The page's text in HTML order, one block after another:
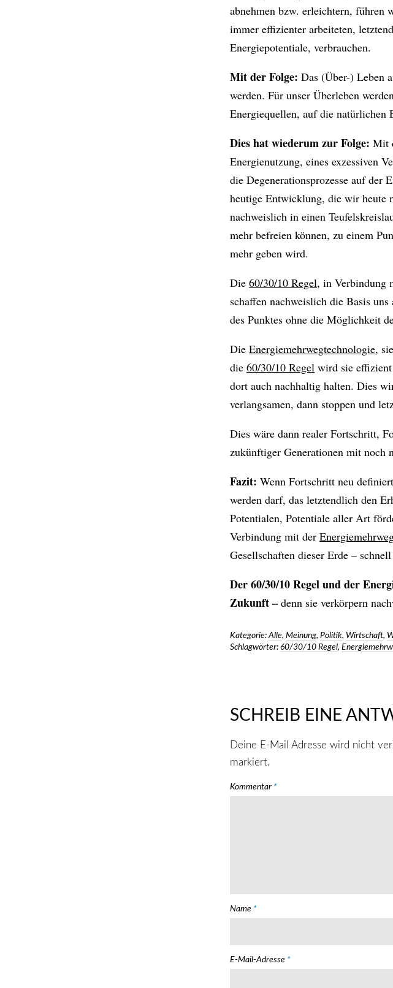
abnehmen bzw. erleichtern, führen
immer effizienter arbeiteten,
Energiepotentiale, verbrauchen.
Mit der Folge: Das (Über-) Leben
werden. Für unser Überleben
Energiequellen, auf die natürlichen
Dies hat wiederum zur Folge: Mit
Energienutzung, eines exzessiven
die Degenerationsprozesse auf der
heutige Entwicklung, die wir heute
nachweislich in einen
mehr befreien können, zu einem
mehr geben wird.
Die60/30/10 Regel, in Verbindung
schaffen nachweislich die Basis
des Punktes ohne die Möglichkeit
DieEnergiemehrwegtechnologie,
die60/30/10 Regel wird sie
dort auch nachhaltig halten. Dies
verlangsamen, dann stoppen und
Dies wäre dann realer Fortschritt,
zukünftiger Generationen mit noch
Fazit: Wenn Fortschritt neu
werden darf, das letztendlich den
Potentialen, Potentiale aller Art
Verbindung mit der
Gesellschaften dieser Erde –
Der 60/30/10 Regel und der
Zukunft –denn sie verkörpern
Kategorie: Alle,Meinung,Politik, Wirtschaft,
Schlagwörter: 60/30/10 Regel,
SCHREIB EINE
Deine E-Mail Adresse wird nicht
markiert.
Kommentar *
Name *
E-Mail-Adresse *